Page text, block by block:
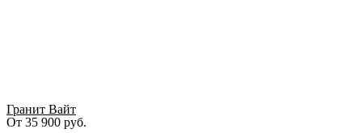
Гранит Вайт
От 35 900 руб.